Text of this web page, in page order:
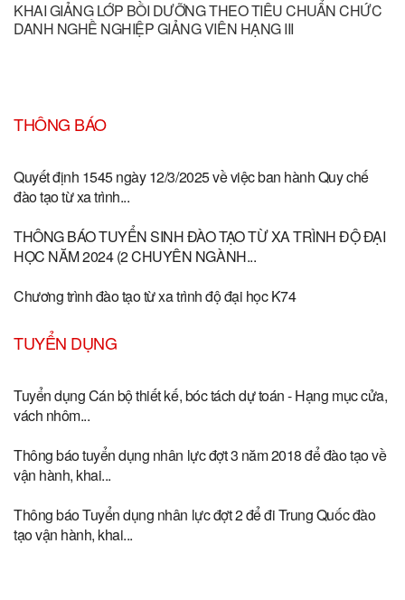
KHAI GIẢNG LỚP BỒI DƯỠNG THEO TIÊU CHUẨN CHỨC
DANH NGHỀ NGHIỆP GIẢNG VIÊN HẠNG III
THÔNG BÁO
Quyết định 1545 ngày 12/3/2025 về việc ban hành Quy chế
đào tạo từ xa trình...
THÔNG BÁO TUYỂN SINH ĐÀO TẠO TỪ XA TRÌNH ĐỘ ĐẠI
HỌC NĂM 2024 (2 CHUYÊN NGÀNH...
Chương trình đào tạo từ xa trình độ đại học K74
TUYỂN DỤNG
Tuyển dụng Cán bộ thiết kế, bóc tách dự toán - Hạng mục cửa,
vách nhôm...
Thông báo tuyển dụng nhân lực đợt 3 năm 2018 để đào tạo về
vận hành, khai...
Thông báo Tuyển dụng nhân lực đợt 2 để đi Trung Quốc đào
tạo vận hành, khai...